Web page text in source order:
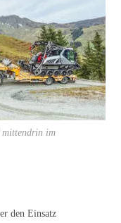
im
den Einsatz